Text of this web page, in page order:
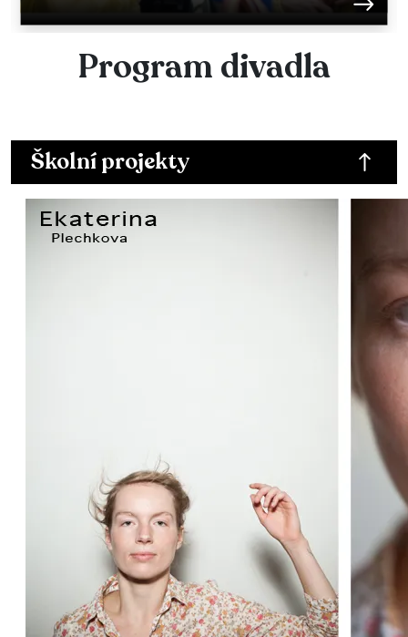
Školní projekty
Program divadla